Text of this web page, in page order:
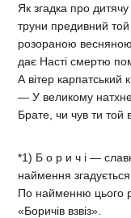
Як згадка про
труни предивний
розораною
дає Насті смертю
А вітер карпатський
— У великому
Брате, чи чув ти той
*1) Б о р и ч і —
наймення
По найменню цього
«Боричів взвіз».